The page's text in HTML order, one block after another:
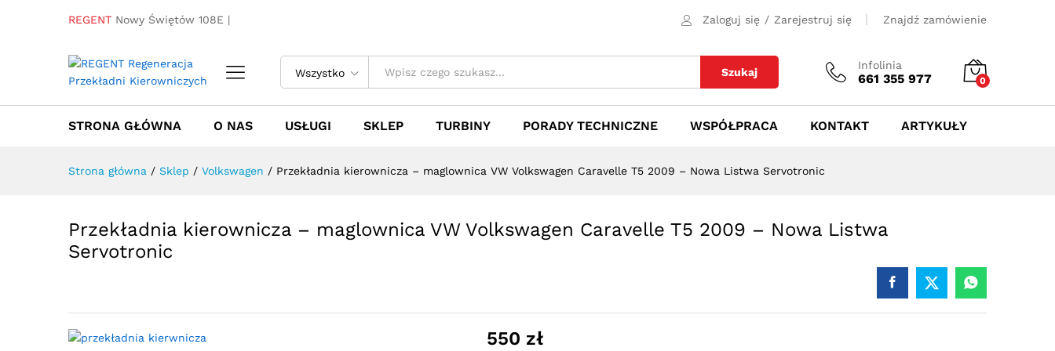
REGENT Nowy Świętów 108E | Zaloguj się / Zarejestruj się Znajdź zamówienie
Wszystko Szukaj
Infolinia
661 355 977 0
STRONA GŁÓWNA O NAS USŁUGI SKLEP TURBINY PORADY TECHNICZNE WSPÓŁPRACA KONTAKT ARTYKUŁY
Strona główna / Sklep / Volkswagen / Przekładnia kierownicza – maglownica VW Volkswagen Caravelle T5 2009 – Nowa Listwa Servotronic
Przekładnia kierownicza – maglownica VW Volkswagen Caravelle T5 2009 – Nowa Listwa
Servotronic
550 zł
Nowa Listwa Servotronic
550zł Dodaj do koszyka